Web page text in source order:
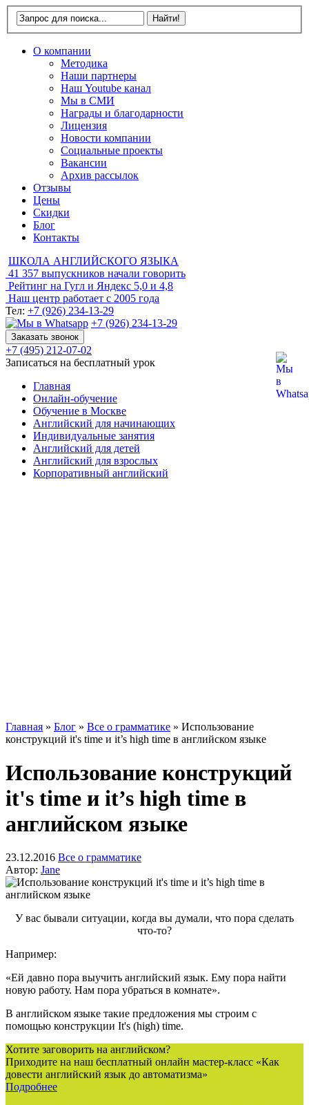
О компании
Методика
Наши партнеры
Наш Youtube канал
Мы в СМИ
Награды и благодарности
Лицензия
Новости компании
Социальные проекты
Вакансии
Архив рассылок
Отзывы
Цены
Скидки
Блог
Контакты
ШКОЛА АНГЛИЙСКОГО ЯЗЫКА
41 357 выпускников начали говорить
Рейтинг на Гугл и Яндекс 5,0 и 4,8
Наш центр работает с 2005 года
Тел: +7 (926) 234-13-29
+7 (926) 234-13-29
Заказать звонок
+7 (495) 212-07-02
Записаться на бесплатный урок
Главная
Онлайн-обучение
Обучение в Москве
Английский для начинающих
Индивидуальные занятия
Английский для детей
Английский для взрослых
Корпоративный английский
Главная » Блог » Все о грамматике » Использование
конструкций it's time и it’s high time в английском языке
Использование конструкций
it's time и it’s high time в
английском языке
23.12.2016 Все о грамматике
Автор: Jane
У вас бывали ситуации, когда вы думали, что пора сделать
что-то?
Например:
«Ей давно пора выучить английский язык. Ему пора найти
новую работу. Нам пора убраться в комнате».
В английском языке такие предложения мы строим с
помощью конструкции It's (high) time.
Хотите заговорить на английском?
Приходите на наш бесплатный онлайн мастер-класс «Как
довести английский язык до автоматизма»
Подробнее